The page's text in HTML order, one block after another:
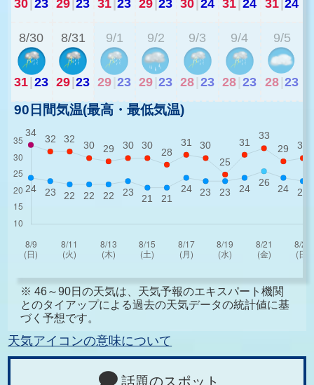
30|23 29|23 31|23 29|23 30|24 31|24 31|24
8/30
31|23
8/31
29|23
9/1
29 23
9/2
29 23
9/3
28 23
9/4
28 23
9/5
28 23
90日間気温(最高・最低気温)
※ 46～90日の天気は、天気予報のエキスパート機関
とのタイアップによる過去の天気データの統計値に基
づく予想です。
天気アイコンの意味について
話題のスポット